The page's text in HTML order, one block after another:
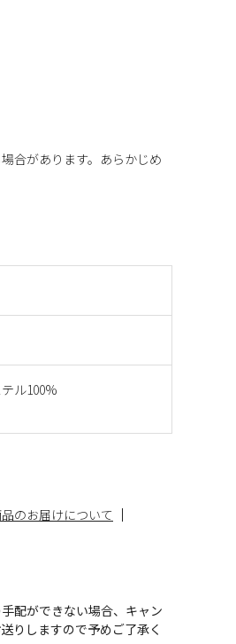
ル100%
合があります。あらかじめ
のお届けについて
配ができない場合、キャン
りしますので予めご了承く